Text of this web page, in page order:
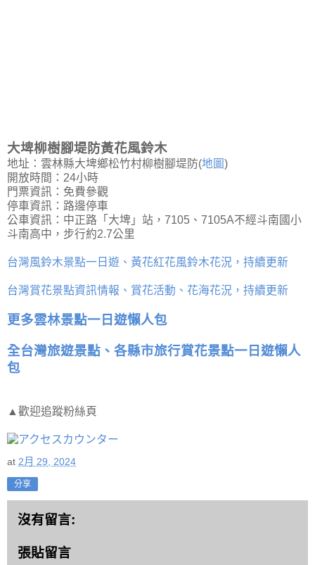
大埤柳樹腳堤防黃花風鈴木
地址：雲林縣大埤鄉松竹村柳樹腳堤防(地圖)
開放時間：24小時
門票資訊：免費參觀
停車資訊：路邊停車
公車資訊：中正路「大埤」站，7105、7105A不經斗南國小
斗南高中，步行約2.7公里
台灣風鈴木景點一日遊、黃花紅花風鈴木花況，持續更新
台灣賞花景點資訊情報、賞花活動、花海花況，持續更新
更多雲林景點一日遊懶人包
全台灣旅遊景點、各縣市旅行賞花景點一日遊懶人
包
▲歡迎追蹤粉絲頁
at 2月 29, 2024
分享
沒有留言:
張貼留言